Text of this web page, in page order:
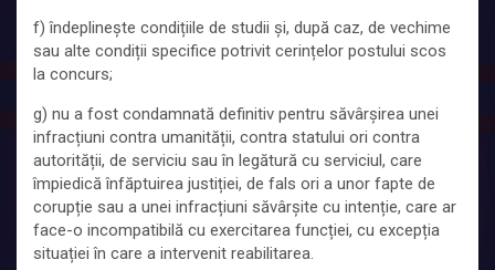
f) îndeplinește condițiile de studii și, după caz, de vechime
sau alte condiții specifice potrivit cerințelor postului scos
la concurs;
g) nu a fost condamnată definitiv pentru săvârșirea unei
infracțiuni contra umanității, contra statului ori contra
autorității, de serviciu sau în legătură cu serviciul, care
împiedică înfăptuirea justiției, de fals ori a unor fapte de
corupție sau a unei infracțiuni săvârșite cu intenție, care ar
face-o incompatibilă cu exercitarea funcției, cu excepția
situației în care a intervenit reabilitarea.